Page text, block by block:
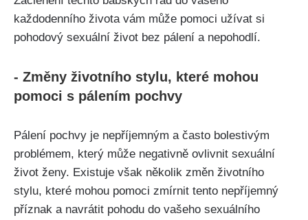
každodenního ‌života vám může pomoci⁤ užívat si
‍pohodový sexuální⁤ život⁤ bez pálení a nepohodlí.
-​ Změny životního stylu, které mohou
pomoci s pálením pochvy
Pálení pochvy ‍je nepříjemným a často ⁢bolestivým
problémem, který může negativně​ ovlivnit sexuální
život ženy. Existuje však několik změn životního
stylu, které‍ mohou ⁢pomoci zmírnit tento nepříjemný​
příznak a navrátit pohodu do vašeho sexuálního